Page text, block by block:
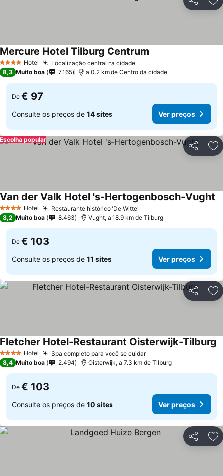
Partilhar
4 EstrelasHotel Localização central na cidade
Mercure Hotel Tilburg Centrum
8,3 Muito boa 7.165 a 0.2 km de Centro da cidade
De € 97
Consulte os preços de 14 sites Ver preços
Partilhar
Escolha popular
4 EstrelasHotel Restaurante histórico 'De Witte'
Van der Valk Hotel 's-Hertogenbosch-Vught
8,2 Muito boa 8.463 Vught, a 18.9 km de Tilburg
De € 103
Consulte os preços de 11 sites Ver preços
Partilhar
4 EstrelasHotel Spa completo para você se cuidar
Fletcher Hotel-Restaurant Oisterwijk-Tilburg
8,4 Muito boa 2.494 Oisterwijk, a 7.3 km de Tilburg
De € 103
Consulte os preços de 10 sites Ver preços
Partilhar